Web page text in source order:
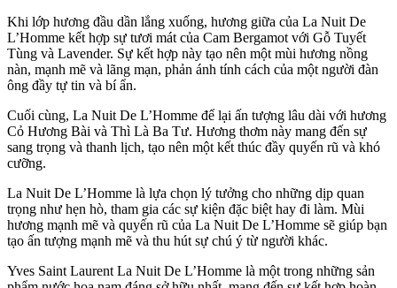
Khi lớp hương đầu dần lắng xuống, hương giữa của La Nuit De
L’Homme kết hợp sự tươi mát của Cam Bergamot với Gỗ Tuyết
Tùng và Lavender. Sự kết hợp này tạo nên một mùi hương nồng
nàn, mạnh mẽ và lãng mạn, phản ánh tính cách của một người đàn
ông đầy tự tin và bí ẩn.
Cuối cùng, La Nuit De L’Homme để lại ấn tượng lâu dài với hương
Cỏ Hương Bài và Thì Là Ba Tư. Hương thơm này mang đến sự
sang trọng và thanh lịch, tạo nên một kết thúc đầy quyến rũ và khó
cưỡng.
La Nuit De L’Homme là lựa chọn lý tưởng cho những dịp quan
trọng như hẹn hò, tham gia các sự kiện đặc biệt hay đi làm. Mùi
hương mạnh mẽ và quyến rũ của La Nuit De L’Homme sẽ giúp bạn
tạo ấn tượng mạnh mẽ và thu hút sự chú ý từ người khác.
Yves Saint Laurent La Nuit De L’Homme là một trong những sản